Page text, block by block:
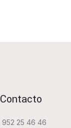
Contacto
952 25 46 46